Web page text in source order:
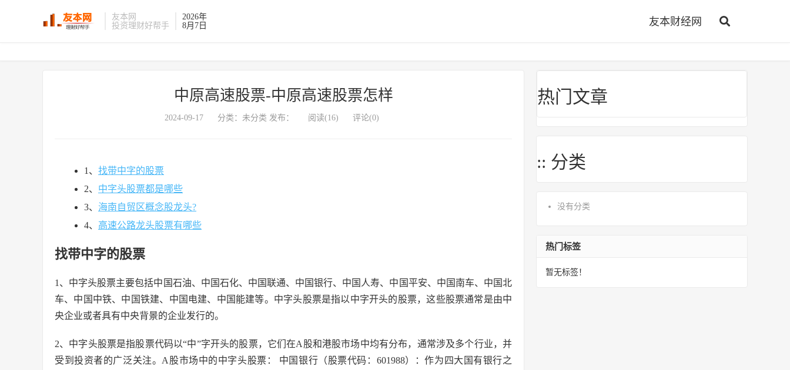
友本网
投资理财好帮手
2026年
8月7日
友本财经网
中原高速股票-中原高速股票怎样
2024-09-17 分类：未分类 发布： 阅读(16) 评论(0)
1、 找带中字的股票
2、 中字头股票都是哪些
3、 海南自贸区概念股龙头?
4、 高速公路龙头股票有哪些
找带中字的股票
1、中字头股票主要包括中国石油、中国石化、中国联通、中国银行、中国人寿、中国平安、中国南车、中国北
车、中国中铁、中国铁建、中国电建、中国能建等。中字头股票是指以中字开头的股票，这些股票通常是由中
央企业或者具有中央背景的企业发行的。
2、中字头股票是指股票代码以“中”字开头的股票，它们在A股和港股市场中均有分布，通常涉及多个行业，并
受到投资者的广泛关注。A股市场中的中字头股票： 中国银行（股票代码：601988）：作为四大国有银行之
热门文章
:: 分类
没有分类
热门标签
暂无标签！